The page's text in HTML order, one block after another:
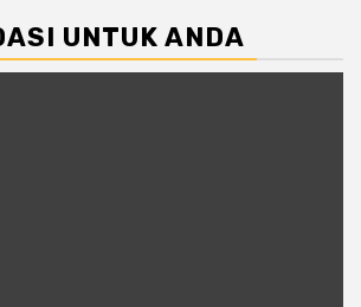
UNTUK ANDA